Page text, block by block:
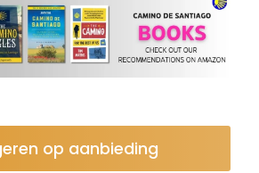
op aanbieding